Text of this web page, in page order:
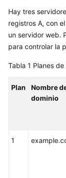
de
permisos
Operaciones
registradas
por
de
Hay tres
registros A, con
un servidor web.
para controlar la
Tabla 1 Planes
Plan
Nombre
dominio
1